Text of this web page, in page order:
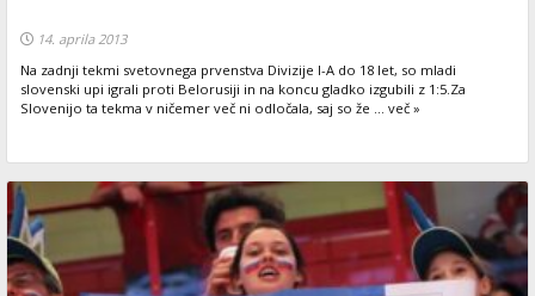
14. aprila 2013
Na zadnji tekmi svetovnega prvenstva Divizije I-A do 18 let, so mladi
slovenski upi igrali proti Belorusiji in na koncu gladko izgubili z 1:5.Za
Slovenijo ta tekma v ničemer več ni odločala, saj so že ... več »